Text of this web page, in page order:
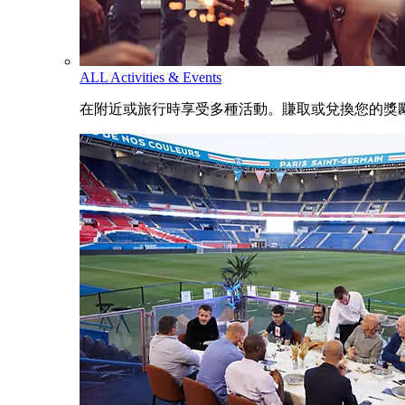
ALL Activities & Events
在附近或旅行時享受多種活動。賺取或兌換您的獎